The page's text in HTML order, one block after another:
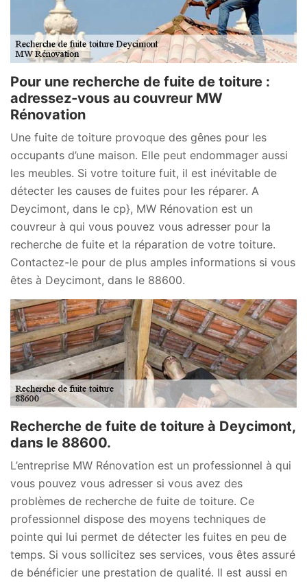
Pour une recherche de fuite de toiture :
adressez-vous au couvreur MW
Rénovation
Une fuite de toiture provoque des gênes pour les
occupants d’une maison. Elle peut endommager aussi
les meubles. Si votre toiture fuit, il est inévitable de
détecter les causes de fuites pour les réparer. A
Deycimont, dans le cp}, MW Rénovation est un
couvreur à qui vous pouvez vous adresser pour la
recherche de fuite et la réparation de votre toiture.
Contactez-le pour de plus amples informations si vous
êtes à Deycimont, dans le 88600.
Recherche de fuite de toiture à Deycimont,
dans le 88600.
L’entreprise MW Rénovation est un professionnel à qui
vous pouvez vous adresser si vous avez des
problèmes de recherche de fuite de toiture. Ce
professionnel dispose des moyens techniques de
pointe qui lui permet de détecter les fuites en peu de
temps. Si vous sollicitez ses services, vous êtes assuré
de bénéficier une prestation de qualité. Il est aussi en